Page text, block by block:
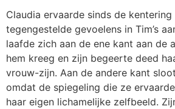
Claudia ervaarde sinds de
tegengestelde gevoelens in Tim’s
laafde zich aan de ene kant aan de
hem kreeg en zijn begeerte deed
vrouw-zijn. Aan de andere kant
omdat de spiegeling die ze
haar eigen lichamelijke zelfbeeld.